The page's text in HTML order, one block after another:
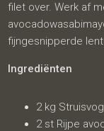
filet over. Werk af
fijngesnipperde
Ingrediënten
2 kg
2 st Rijpe